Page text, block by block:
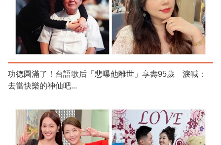
功德圓滿了！台語歌后「悲曝他離世」享壽95歲 淚喊：
去當快樂的神仙吧...